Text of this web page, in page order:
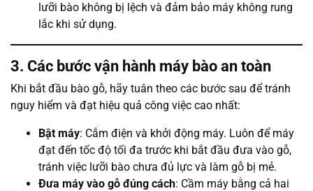
lưỡi bào không bị lệch và đảm bảo máy không rung
lắc khi sử dụng.
3. Các bước vận hành máy bào an toàn
Khi bắt đầu bào gỗ, hãy tuân theo các bước sau để tránh
nguy hiểm và đạt hiệu quả công việc cao nhất:
Bật máy: Cắm điện và khởi động máy. Luôn để máy
đạt đến tốc độ tối đa trước khi bắt đầu đưa vào gỗ,
tránh việc lưỡi bào chưa đủ lực và làm gỗ bị mẻ.
Đưa máy vào gỗ đúng cách: Cầm máy bằng cả hai